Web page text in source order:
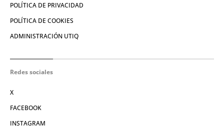
POLÍTICA DE PRIVACIDAD
POLÍTICA DE COOKIES
ADMINISTRACIÓN UTIQ
Redes sociales
X
FACEBOOK
INSTAGRAM